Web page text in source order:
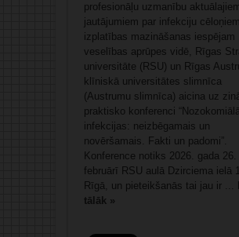
profesionāļu uzmanību
jautājumiem par infekciju
izplatības mazināšanas iespējam
veselības aprūpes vidē, Rīgas
universitāte (RSU) un Rīgas
klīniskā universitātes slimnīca
(Austrumu slimnīca) aicina uz
praktisko konferenci
infekcijas: neizbēgamais un
novēršamais. Fakti un padomi”.
Konference notiks 2026. gada 26.
februārī RSU aulā Dzirciema ielā
Rīgā, un pieteikšanās tai jau ir ...
tālāk »